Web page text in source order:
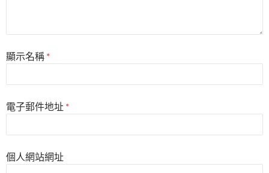
顯示名稱 *
電子郵件地址 *
個人網站網址